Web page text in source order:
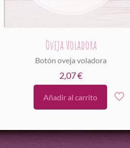
Oveja Voladora
Botón oveja voladora
2,07€
Añadir al carrito